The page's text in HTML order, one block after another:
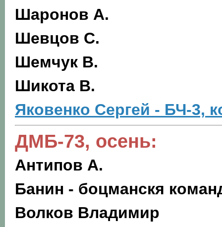
Шаронов А.
Шевцов С.
Шемчук В.
Шикота В.
Яковенко Сергей - БЧ-3,
ДМБ-73, осень:
Антипов А.
Банин - боцманскя
Волков Владимир